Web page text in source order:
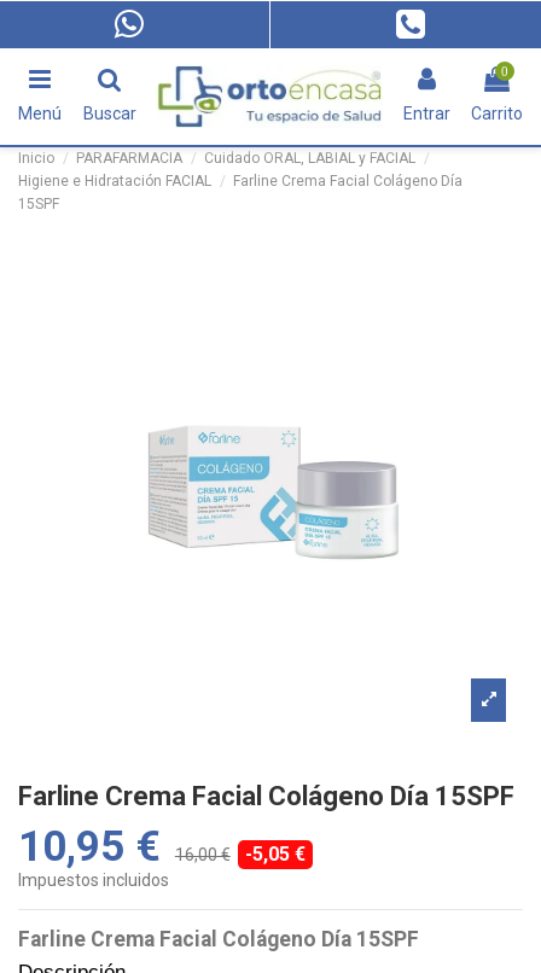
Menú Buscar Entrar
0
Carrito
Inicio PARAFARMACIA
Cuidado ORAL, LABIAL y FACIAL
Higiene e Hidratación FACIAL
Farline Crema Facial Colágeno Día
15SPF
Farline Crema Facial Colágeno Día 15SPF
10,95 € 16,00 € -5,05 €
Impuestos incluidos
Farline Crema Facial Colágeno Día 15SPF